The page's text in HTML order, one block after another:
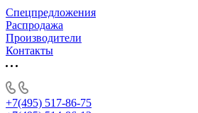
Спецпредложения
Распродажа
Производители
Контакты
+7(495) 517-86-75